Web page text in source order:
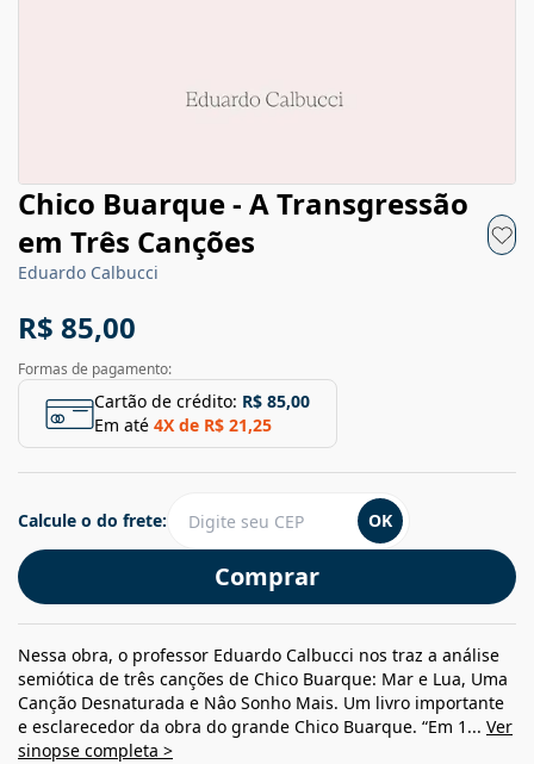
Chico Buarque - A Transgressão
em Três Canções
Eduardo Calbucci
R$ 85,00
Formas de pagamento:
Cartão de crédito: R$ 85,00
Em até 4X de R$ 21,25
Comprar
Calcule o do frete: OK
Nessa obra, o professor Eduardo Calbucci nos traz a análise
semiótica de três canções de Chico Buarque: Mar e Lua, Uma
Canção Desnaturada e Nâo Sonho Mais. Um livro importante
e esclarecedor da obra do grande Chico Buarque. “Em 1... Ver
sinopse completa >